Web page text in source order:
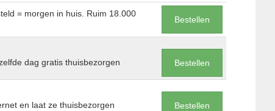
= morgen in huis. Ruim 18.000
Bestellen
dag gratis thuisbezorgen Bestellen
en laat ze thuisbezorgen Bestellen